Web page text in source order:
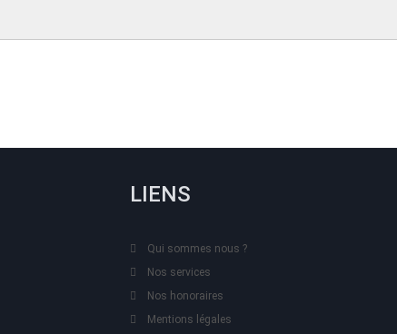
LIENS
Qui sommes nous ?
Nos services
Nos honoraires
Mentions légales